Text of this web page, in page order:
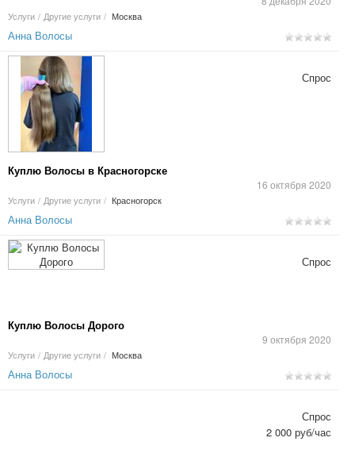
Услуги / Другие услуги / Москва
Анна Волосы
Куплю Волосы в Красногорске
16 октября 2020
Услуги / Другие услуги / Красногорск
Спрос
Анна Волосы
Куплю Волосы Дорого
9 октября 2020
Услуги / Другие услуги / Москва
Спрос
Анна Волосы
Спрос
2 000 руб/час